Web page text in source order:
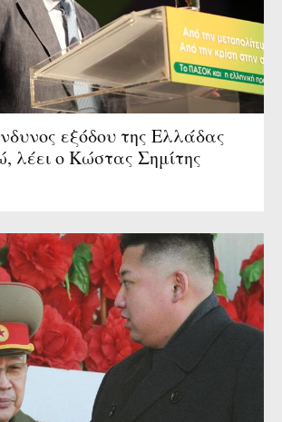
εξόδου της Ελλάδας
λέει ο Κώστας Σημίτης